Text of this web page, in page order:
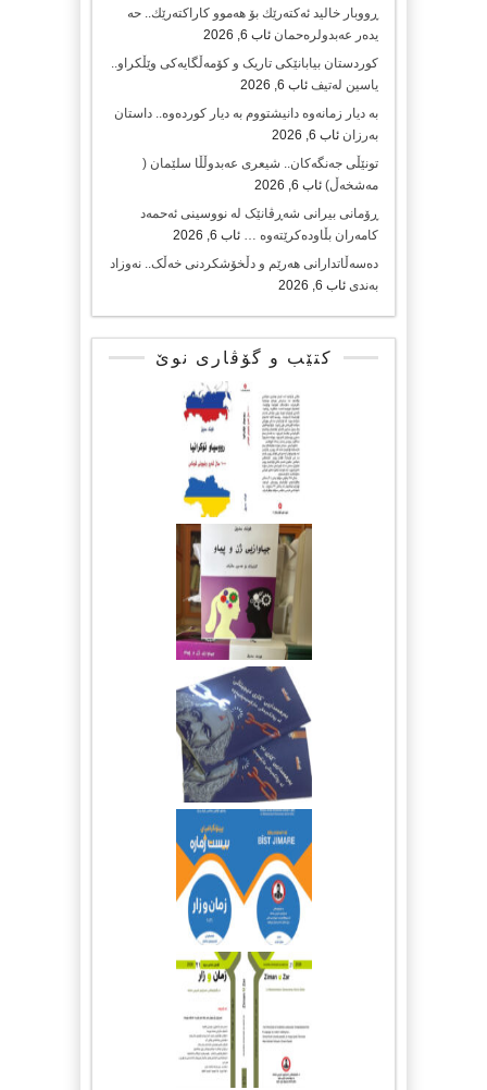
ڕووبار خالید ئەكتەرێك بۆ هەموو كاراكتەرێك.. حه
یدەر عەبدولرەحمان ئاب 6, 2026
کوردستان بیابانێکی تاریک و کۆمەڵگایەکی وێڵکراو..
یاسین لەتیف ئاب 6, 2026
بە دیار زمانەوە دانیشتووم بە دیار کوردەوە.. داستان
بەرزان ئاب 6, 2026
تونێڵی جەنگەکان.. شیعری عەبدوڵڵا سلێمان (
مەشخەڵ) ئاب 6, 2026
ڕۆمانی بیرانی شەڕڤانێک لە نووسینی ئەحمەد
کامەران بڵاودەکرێتەوە … ئاب 6, 2026
دەسەڵاتدارانی هەرێم و دڵخۆشکردنی خەڵک.. نەوزاد
بەندی ئاب 6, 2026
کتێب و گۆڤاری نوێ